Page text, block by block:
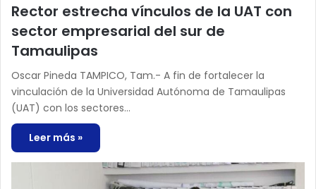
Rector estrecha vínculos de la UAT con
sector empresarial del sur de
Tamaulipas
Oscar Pineda TAMPICO, Tam.- A fin de fortalecer la
vinculación de la Universidad Autónoma de Tamaulipas
(UAT) con los sectores…
Leer más »